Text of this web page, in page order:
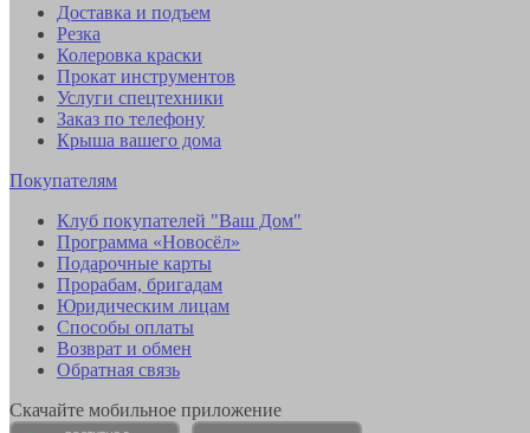
Доставка и подъем
Резка
Колеровка краски
Прокат инструментов
Услуги спецтехники
Заказ по телефону
Крыша вашего дома
Покупателям
Клуб покупателей "Ваш Дом"
Программа «Новосёл»
Подарочные карты
Прорабам, бригадам
Юридическим лицам
Способы оплаты
Возврат и обмен
Обратная связь
Скачайте мобильное приложение